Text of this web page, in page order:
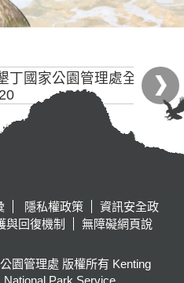
隱私權政策
資訊安全政
與回復機制
無障礙網頁說
園管理處 版權所有 Kenting
Park Service,